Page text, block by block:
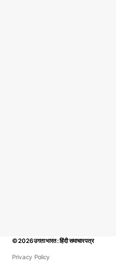
© 2026उगता भारत : हिंदी समाचार पत्र
Privacy Policy